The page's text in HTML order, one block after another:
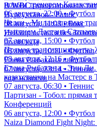
В WBC гарантировали
Нурсултанов - Рамос
08 августа, 11:08 • Бокс
Неймар остался без
бразильца
08 августа, 10:11 • Футбол
Елена Рыбакина вышла в
07 августа, 23:14 • Теннис
еще новости
новым тренером
06 августа, 22:00 • Футбол
Челси - Милан: прямая
участием Дастана
07 августа, 15:00 • Футбол
Прямая трансляция
08 августа, 12:16 • Футбол
Елена Рыбакина - Энн Ли.
казахстанки на Мастерс в
07 августа, 06:30 • Теннис
Партизан - Тобол: прямая
Конференций
06 августа, 12:00 • Футбол
Naiza Diamond Fight Night: